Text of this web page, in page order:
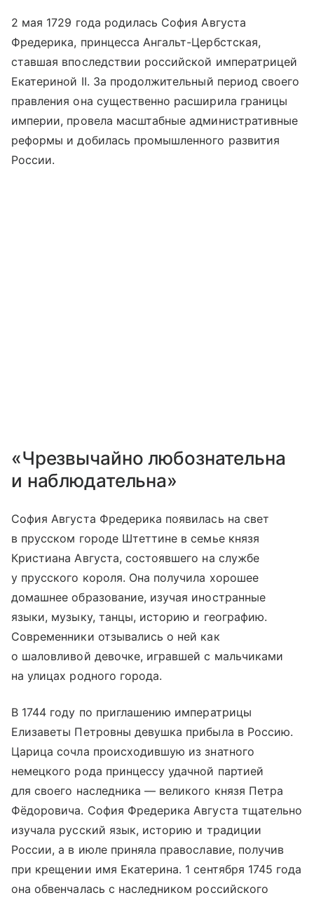
2 мая 1729 года родилась София Августа
Фредерика, принцесса Ангальт-Цербстская,
ставшая впоследствии российской императрицей
Екатериной II. За продолжительный период своего
правления она существенно расширила границы
империи, провела масштабные административные
реформы и добилась промышленного развития
России.
«Чрезвычайно любознательна
и наблюдательна»
София Августа Фредерика появилась на свет
в прусском городе Штеттине в семье князя
Кристиана Августа, состоявшего на службе
у прусского короля. Она получила хорошее
домашнее образование, изучая иностранные
языки, музыку, танцы, историю и географию.
Современники отзывались о ней как
о шаловливой девочке, игравшей с мальчиками
на улицах родного города.
В 1744 году по приглашению императрицы
Елизаветы Петровны девушка прибыла в Россию.
Царица сочла происходившую из знатного
немецкого рода принцессу удачной партией
для своего наследника — великого князя Петра
Фёдоровича. София Фредерика Августа тщательно
изучала русский язык, историю и традиции
России, а в июле приняла православие, получив
при крещении имя Екатерина. 1 сентября 1745 года
она обвенчалась с наследником российского